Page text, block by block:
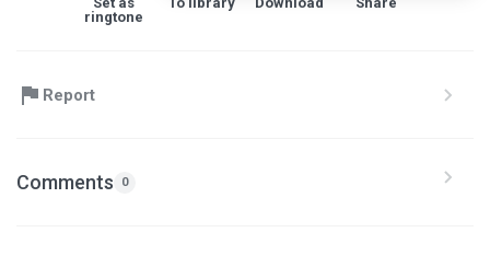
ringtone
Report
Comments 0